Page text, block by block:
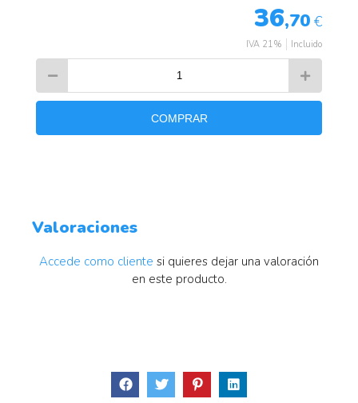
36,70 €
IVA 21% Incluido
COMPRAR
Valoraciones
Accede como cliente si quieres dejar una valoración
en este producto.